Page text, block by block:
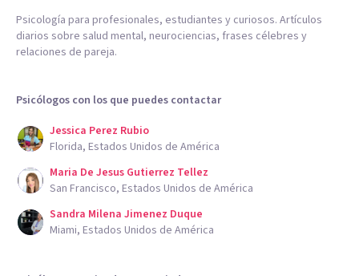
Psicología para profesionales, estudiantes y curiosos. Artículos
diarios sobre salud mental, neurociencias, frases célebres y
relaciones de pareja.
Psicólogos con los que puedes contactar
Jessica Perez Rubio
Florida, Estados Unidos de América
Maria De Jesus Gutierrez Tellez
San Francisco, Estados Unidos de América
Sandra Milena Jimenez Duque
Miami, Estados Unidos de América